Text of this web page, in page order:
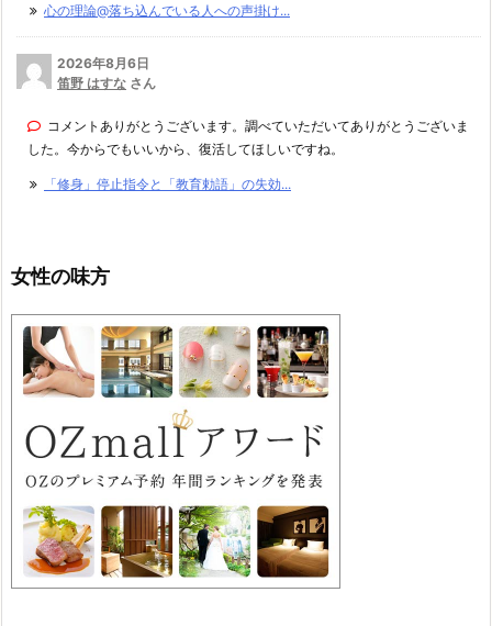
心の理論@落ち込んでいる人への声掛け...
2026年8月6日
笛野 はすな さん
コメントありがとうございます。調べていただいてありがとうございま
した。今からでもいいから、復活してほしいですね。
「修身」停止指令と「教育勅語」の失効...
女性の味方